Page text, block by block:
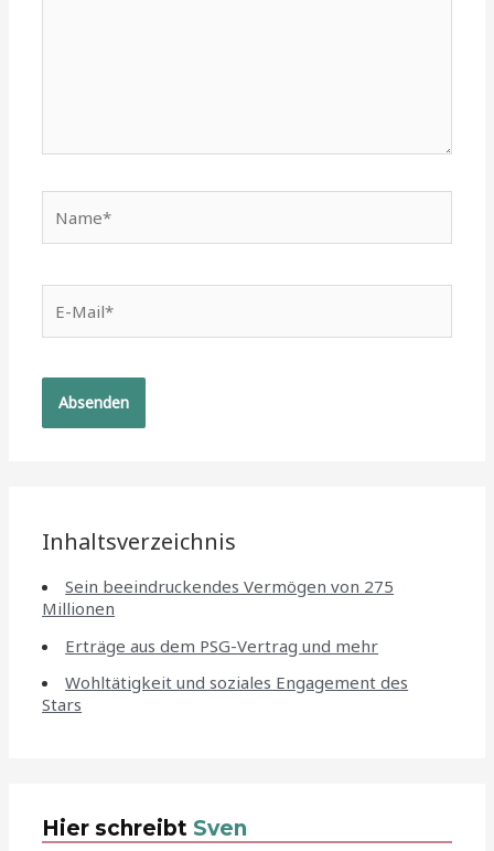
Mail*
Inhaltsverzeichnis
Sein beeindruckendes Vermögen von 275
Millionen
Erträge aus dem PSG-Vertrag und mehr
Wohltätigkeit und soziales Engagement des
Stars
Hier schreibt Sven